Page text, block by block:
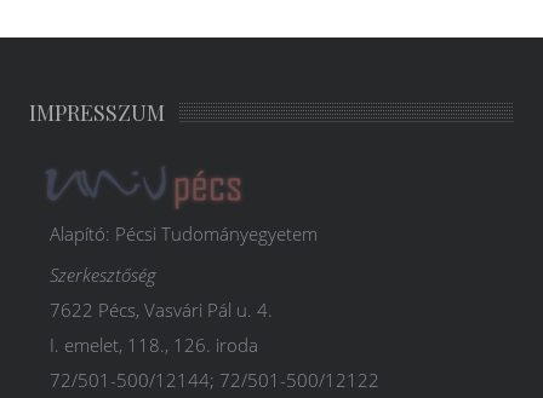
IMPRESSZUM
Alapító: Pécsi Tudományegyetem
Szerkesztőség
7622 Pécs, Vasvári Pál u. 4.
I. emelet, 118., 126. iroda
72/501-500/12144; 72/501-500/12122